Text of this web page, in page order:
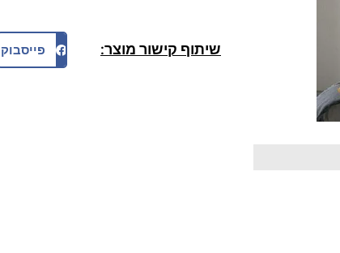
שיתוף קישור מוצר: פייסבוק